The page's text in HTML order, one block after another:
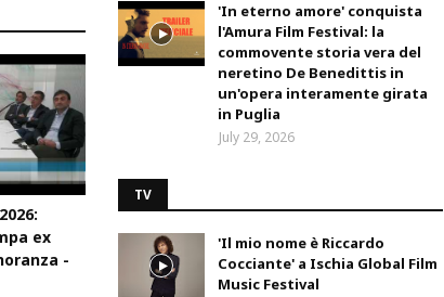
ex
-
'In eterno amore' conquista
l'Amura Film Festival: la
commovente storia vera del
neretino De Benedittis in
un'opera interamente girata
in Puglia
July 29, 2026
TV
'Il mio nome è Riccardo
Cocciante' a Ischia Global Film
Music Festival